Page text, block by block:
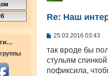
Re: Наш
С
о
щ
е
25.03.2016 03:43
так вроде бы
стульям
пофиксила,